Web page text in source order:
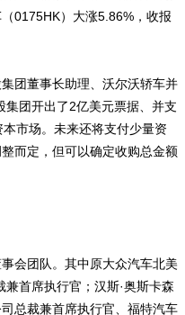
0175HK）大涨5.86%，收报
团董事长助理、沃尔沃轿车并
集团开出了2亿美元票据、并支
市场。未来还将支付少量资
而定，但可以确定收购总金额
会团队。其中原大众汽车北美
首席执行官；汉斯·奥斯卡森
总裁兼首席执行官、福特汽车